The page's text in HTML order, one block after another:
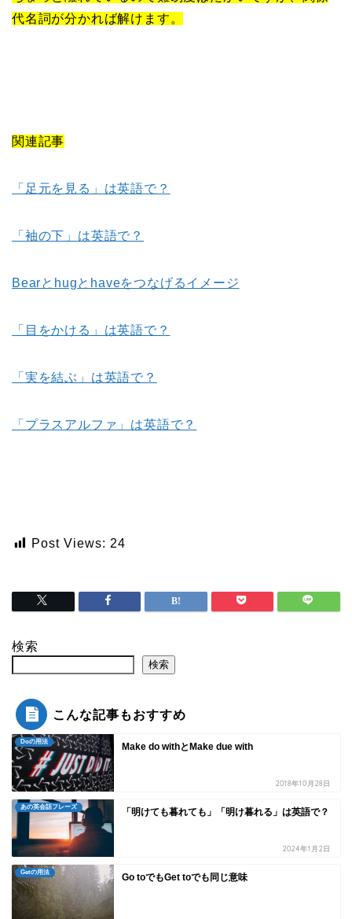
代名詞が分かれば解けます。
関連記事
「足元を見る」は英語で？
「袖の下」は英語で？
Bearとhugとhaveをつなげるイメージ
「目をかける」は英語で？
「実を結ぶ」は英語で？
「プラスアルファ」は英語で？
Post Views: 24
検索
検索
こんな記事もおすすめ
Doの用法 Make do withとMake due with
2018年10月28日
あの英会話フレーズ 「明けても暮れても」「明け暮れる」は英語で？
2024年1月2日
Getの用法 Go toでもGet toでも同じ意味